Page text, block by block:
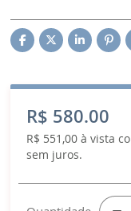
R$ 580.00
R$ 551,00 à vista
sem juros.